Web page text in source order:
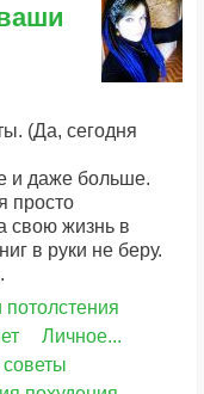
(Да, сегодня
и даже больше.
просто
свою жизнь в
в руки не беру.
потолстения
Личное...